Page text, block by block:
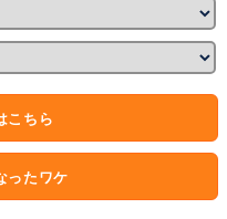
こちら
ったワケ